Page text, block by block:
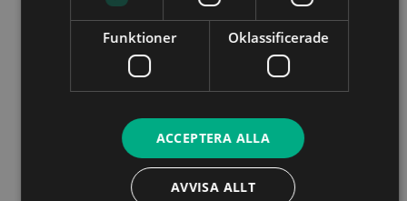
Funktioner Oklassificerade
ACCEPTERA ALLA
AVVISA ALLT